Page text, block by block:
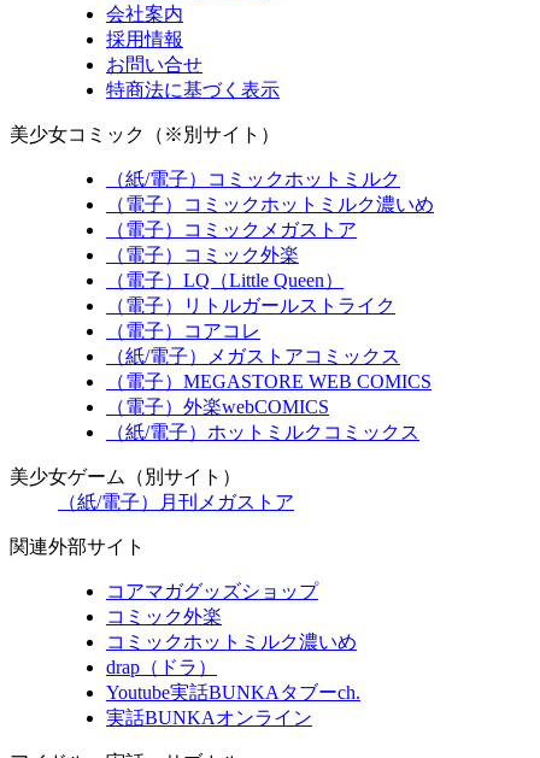
会社案内
採用情報
お問い合せ
特商法に基づく表示
美少女コミック（※別サイト）
（紙/電子）コミックホットミルク
（電子）コミックホットミルク濃いめ
（電子）コミックメガストア
（電子）コミック外楽
（電子）LQ（Little Queen）
（電子）リトルガールストライク
（電子）コアコレ
（紙/電子）メガストアコミックス
（電子）MEGASTORE WEB COMICS
（電子）外楽webCOMICS
（紙/電子）ホットミルクコミックス
美少女ゲーム（別サイト）
（紙/電子）月刊メガストア
関連外部サイト
コアマガグッズショップ
コミック外楽
コミックホットミルク濃いめ
drap（ドラ）
Youtube実話BUNKAタブーch.
実話BUNKAオンライン